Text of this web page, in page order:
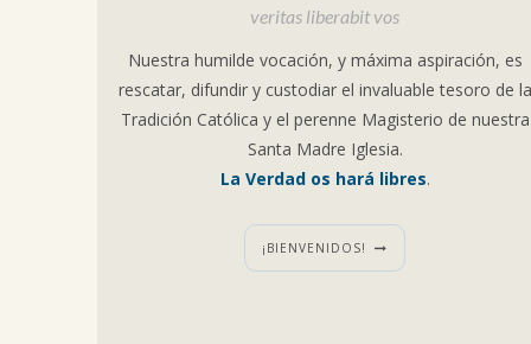
veritas liberabit vos
Nuestra humilde vocación, y máxima aspiración, es
rescatar, difundir y custodiar el invaluable tesoro de la
Tradición Católica y el perenne Magisterio de nuestra
Santa Madre Iglesia.
La Verdad os hará libres.
¡BIENVENIDOS!